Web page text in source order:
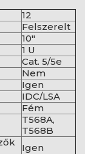
12
Felszerelt
10"
1 U
Cat. 5/5e
Nem
Igen
IDC/LSA
Fém
T568A,
T568B
Igen